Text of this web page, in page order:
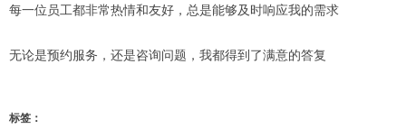
每一位员工都非常热情和友好，总是能够及时响应我的需求
无论是预约服务，还是咨询问题，我都得到了满意的答复
标签：